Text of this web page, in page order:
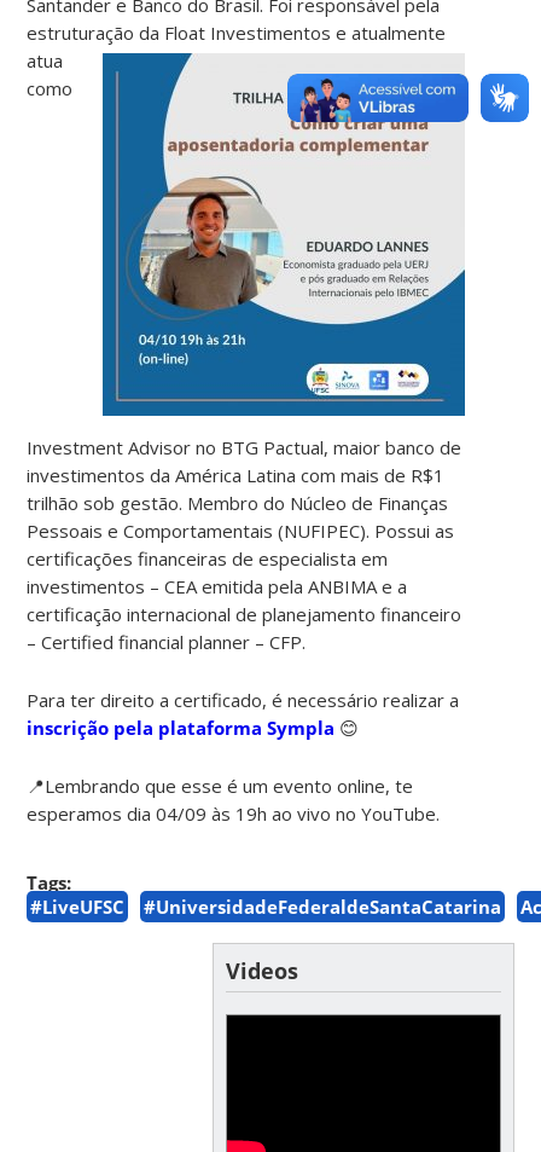
estruturação da Float Investimentos e atualmente
atua
como
Investment Advisor no BTG Pactual, maior banco de
investimentos da América Latina com mais de R$1
trilhão sob gestão. Membro do Núcleo de Finanças
Pessoais e Comportamentais (NUFIPEC). Possui as
certificações financeiras de especialista em
investimentos – CEA emitida pela ANBIMA e a
certificação internacional de planejamento financeiro
– Certified financial planner – CFP.
Para ter direito a certificado, é necessário realizar a
inscrição pela plataforma Sympla 😊​
📍​Lembrando que esse é um evento online, te
esperamos dia 04/09 às 19h ao vivo no YouTube.
Tags:
#LiveUFSC
#UniversidadeFederaldeSantaCatarina
Videos